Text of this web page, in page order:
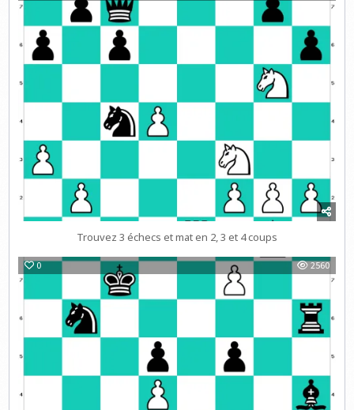
Trouvez 3 échecs et mat en 2, 3 et 4 coups
0 2560